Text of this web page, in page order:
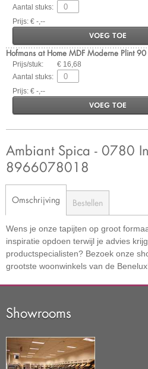
Aantal stuks:
Prijs: € -,--
VOEG TOE
Hofmans at Home MDF Moderne Plint
Prijs/stuk:
€ 16,68
Aantal stuks:
Prijs: € -,--
VOEG TOE
Ambiant Spica - 0780
8966078018
Omschrijving Bestellen
Wens je onze tapijten op groot
inspiratie opdoen terwijl je advies
productspecialisten? Bezoek onze
grootste woonwinkels van de
Showrooms